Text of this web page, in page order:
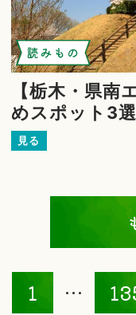
読みもの
【栃木・県南
めスポット3
見る
1 …